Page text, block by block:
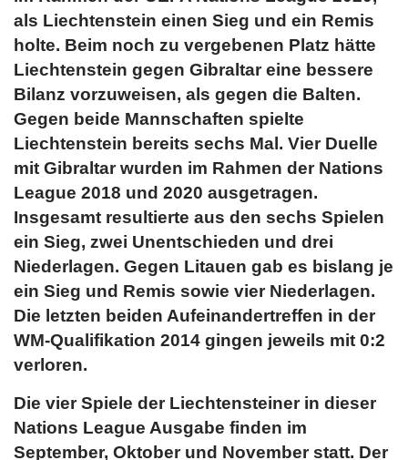
als Liechtenstein einen Sieg und ein Remis
holte. Beim noch zu vergebenen Platz hätte
Liechtenstein gegen Gibraltar eine bessere
Bilanz vorzuweisen, als gegen die Balten.
Gegen beide Mannschaften spielte
Liechtenstein bereits sechs Mal. Vier Duelle
mit Gibraltar wurden im Rahmen der Nations
League 2018 und 2020 ausgetragen.
Insgesamt resultierte aus den sechs Spielen
ein Sieg, zwei Unentschieden und drei
Niederlagen. Gegen Litauen gab es bislang je
ein Sieg und Remis sowie vier Niederlagen.
Die letzten beiden Aufeinandertreffen in der
WM-Qualifikation 2014 gingen jeweils mit 0:2
verloren.
Die vier Spiele der Liechtensteiner in dieser
Nations League Ausgabe finden im
September, Oktober und November statt. Der